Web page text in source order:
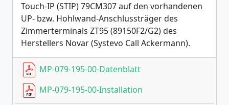
Touch-IP (STIP) 79CM307 auf den vorhandenen
UP- bzw. Hohlwand-Anschlussträger des
Zimmerterminals ZT95 (89150F2/G2) des
Herstellers Novar (Systevo Call Ackermann).
MP-079-195-00-Datenblatt
MP-079-195-00-Installation